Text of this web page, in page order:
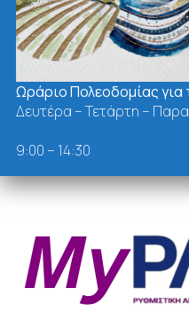
Δράσεις -
Σύνδεσμοι
Ωράριο Πολεοδομίας για
Δευτέρα – Τετάρτη –
9:00 – 14:30